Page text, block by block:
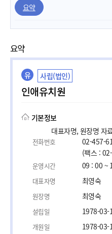
요약
요약
유 사립(법인)
인애유치원
기본정보
대표자명, 원장명 자
전화번호
02-457-
(팩스 :
운영시간 09 : 00 ~
대표자명 최영숙
원장명 최영숙
설립일 1978-03-
개원일 1978-03-